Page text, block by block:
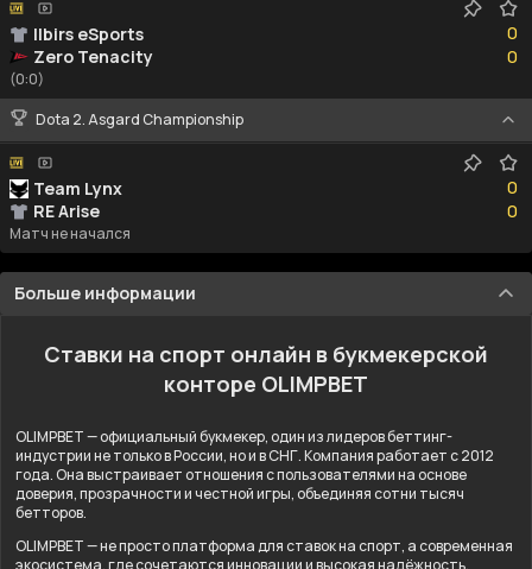
Ilbirs eSports
Zero Tenacity
0
0
0
0
(0:0)
Dota 2. Asgard Championship
Team Lynx
RE Arise
0
0
0
0
Матч не начался
Больше информации
Ставки на спорт онлайн в букмекерской
конторе OLIMPBET
OLIMPBET — официальный букмекер, один из лидеров беттинг-
индустрии не только в России, но и в СНГ. Компания работает с 2012
года. Она выстраивает отношения с пользователями на основе
доверия, прозрачности и честной игры, объединяя сотни тысяч
бетторов.
OLIMPBET — не просто платформа для ставок на спорт, а современная
экосистема, где сочетаются инновации и высокая надёжность.